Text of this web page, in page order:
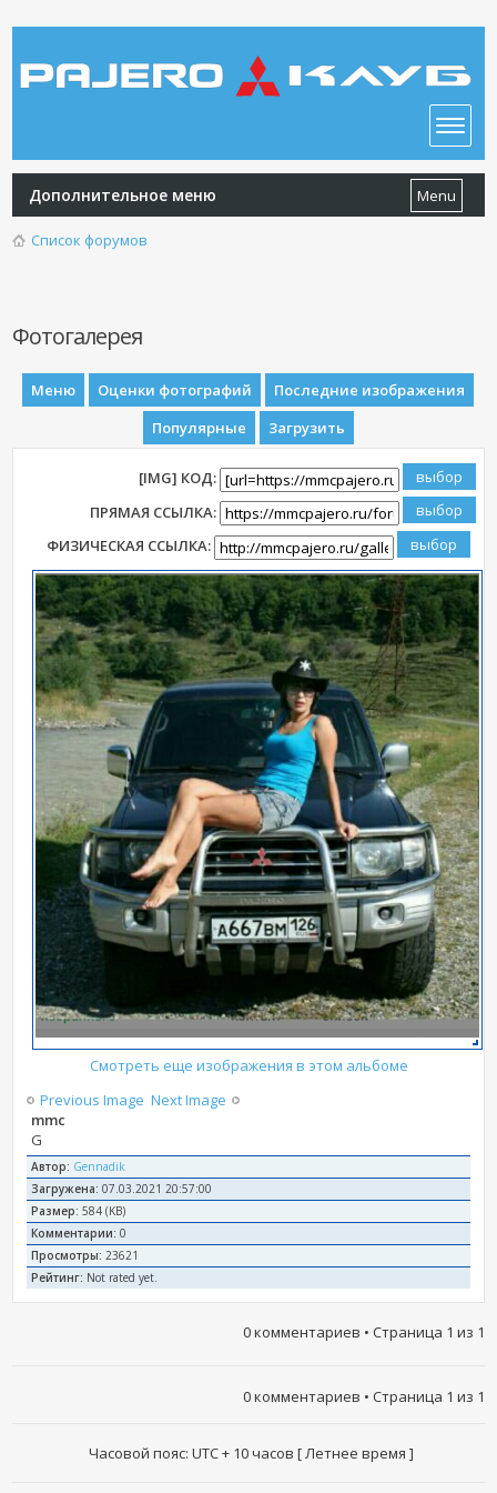
Дополнительное меню Menu
Список форумов
Фотогалерея
Меню Оценки фотографий
Последние изображения
Популярные
Загрузить
[IMG] КОД:
ПРЯМАЯ ССЫЛКА:
ФИЗИЧЕСКАЯ ССЫЛКА:
Смотреть еще изображения в этом альбоме
Previous Image Next Image
mmc
G
Автор: Gennadik
Загружена:07.03.2021 20:57:00
Размер:584 (KB)
Комментарии:0
Просмотры:23621
Рейтинг: Not rated yet.
0 комментариев • Страница 1 из 1
0 комментариев • Страница 1 из 1
Часовой пояс: UTC + 10 часов [ Летнее время ]